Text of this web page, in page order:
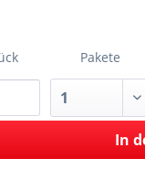
Pakete
In